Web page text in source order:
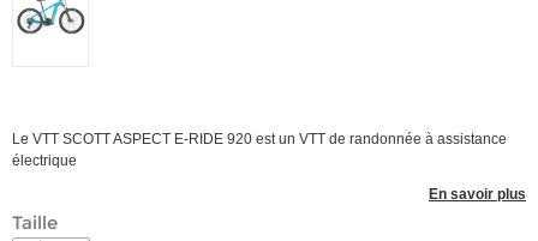
Le VTT SCOTT ASPECT E-RIDE 920 est un VTT de randonnée à assistance
électrique
En savoir plus
Taille